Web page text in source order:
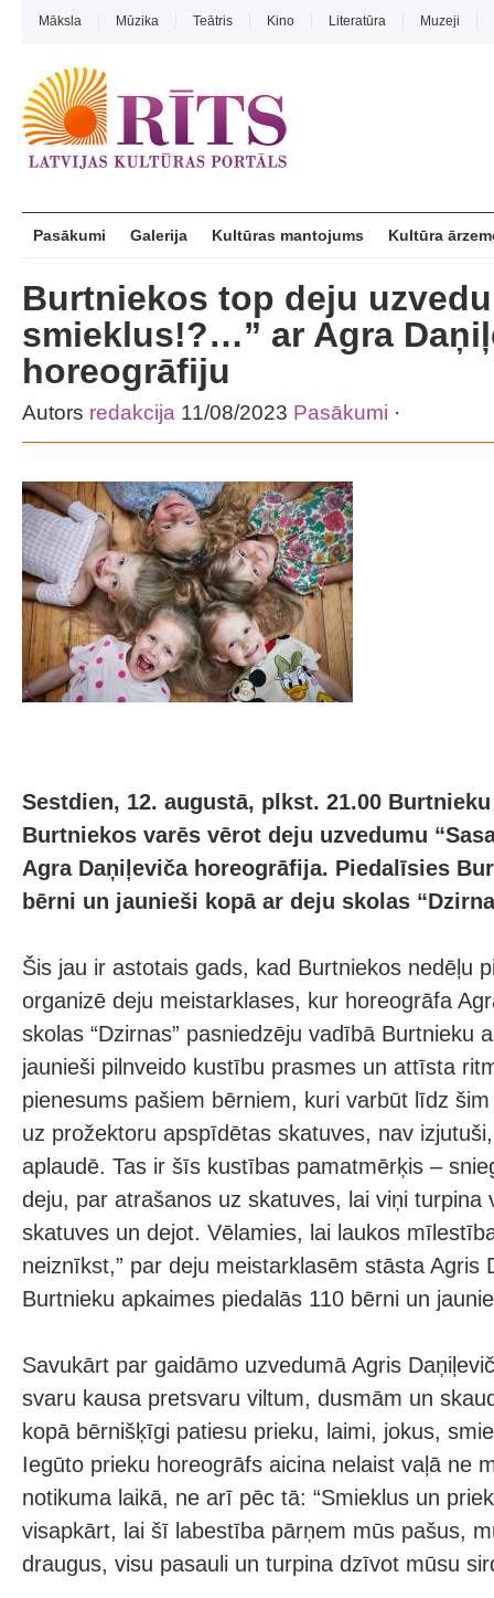
Māksla Mūzika Teātris Kino Literatūra Muzeji
Pasākumi Galerija Kultūras mantojums Kultūra
Burtniekos top deju
smieklus!?…” ar Agra
horeogrāfiju
Autors redakcija 11/08/2023 Pasākumi ·
Sestdien, 12. augustā, plkst. 21.00
Burtniekos varēs vērot deju uzvedumu
Agra Daņiļeviča horeogrāfija. Piedalīsies
bērni un jaunieši kopā ar deju skolas
Šis jau ir astotais gads, kad Burtniekos nedēļu
organizē deju meistarklases, kur horeogrāfa
skolas “Dzirnas” pasniedzēju vadībā Burtnieku
jaunieši pilnveido kustību prasmes un attīsta
pienesums pašiem bērniem, kuri varbūt līdz
uz prožektoru apspīdētas skatuves, nav
aplaudē. Tas ir šīs kustības pamatmērķis –
deju, par atrašanos uz skatuves, lai viņi turpina
skatuves un dejot. Vēlamies, lai laukos
neiznīkst,” par deju meistarklasēm stāsta Agris
Burtnieku apkaimes piedalās 110 bērni un
Savukārt par gaidāmo uzvedumā Agris
svaru kausa pretsvaru viltum, dusmām un
kopā bērnišķīgi patiesu prieku, laimi, jokus,
Iegūto prieku horeogrāfs aicina nelaist vaļā ne
notikuma laikā, ne arī pēc tā: “Smieklus un
visapkārt, lai šī labestība pārņem mūs pašus,
draugus, visu pasauli un turpina dzīvot mūsu